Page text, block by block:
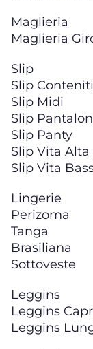
Maglieria
Maglieria
Slip
Slip
Slip Midi
Slip
Slip Panty
Slip Vita Alta
Slip Vita
Lingerie
Perizoma
Tanga
Brasiliana
Sottoveste
Leggins
Leggins
Leggins